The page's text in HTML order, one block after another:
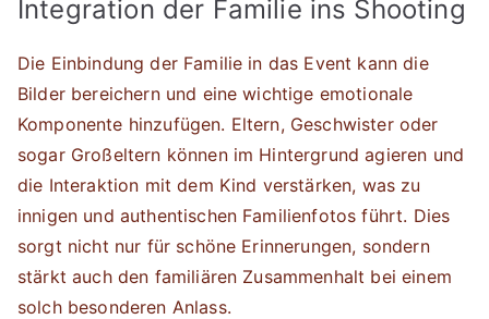
Integration der Familie ins Shooting
Die Einbindung der Familie in das Event kann die
Bilder bereichern und eine wichtige emotionale
Komponente hinzufügen. Eltern, Geschwister oder
sogar Großeltern können im Hintergrund agieren und
die Interaktion mit dem Kind verstärken, was zu
innigen und authentischen Familienfotos führt. Dies
sorgt nicht nur für schöne Erinnerungen, sondern
stärkt auch den familiären Zusammenhalt bei einem
solch besonderen Anlass.